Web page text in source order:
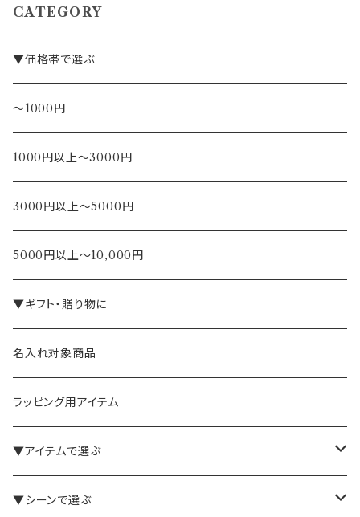
CATEGORY
▼価格帯で選ぶ
～1000円
1000円以上～3000円
3000円以上～5000円
5000円以上～10,000円
▼ギフト・贈り物に
名入れ対象商品
ラッピング用アイテム
▼アイテムで選ぶ
バインダー・メモパッド
▼シーンで選ぶ